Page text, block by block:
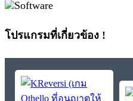
โปรแกรมที่เกี่ยวข้อง !